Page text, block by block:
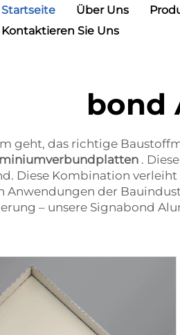
Startseite Über Uns
Kontaktieren Sie Uns
bond
geht, das richtige
.
Diese Kombination
Anwendungen der
– unsere Signabond